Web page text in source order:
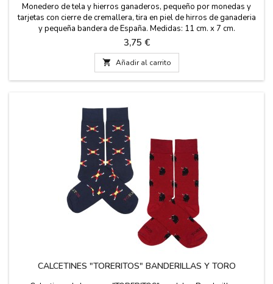
Monedero de tela y hierros ganaderos, pequeño por monedas y
tarjetas con cierre de cremallera, tira en piel de hirros de ganaderia
y pequeña bandera de España. Medidas: 11 cm. x 7 cm.
Precio
3,75 €
 Añadir al carrito
CALCETINES "TORERITOS" BANDERILLAS Y TORO